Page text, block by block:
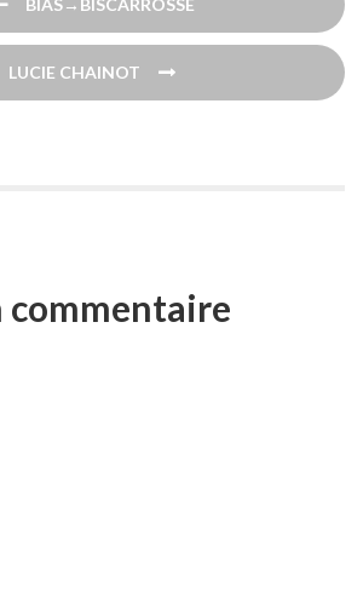
BIAS→BISCARROSSE
LUCIE CHAINOT
commentaire